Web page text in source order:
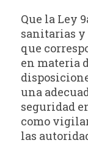
Que la Ley
sanitarias
que
en materia
una
seguridad
como
las